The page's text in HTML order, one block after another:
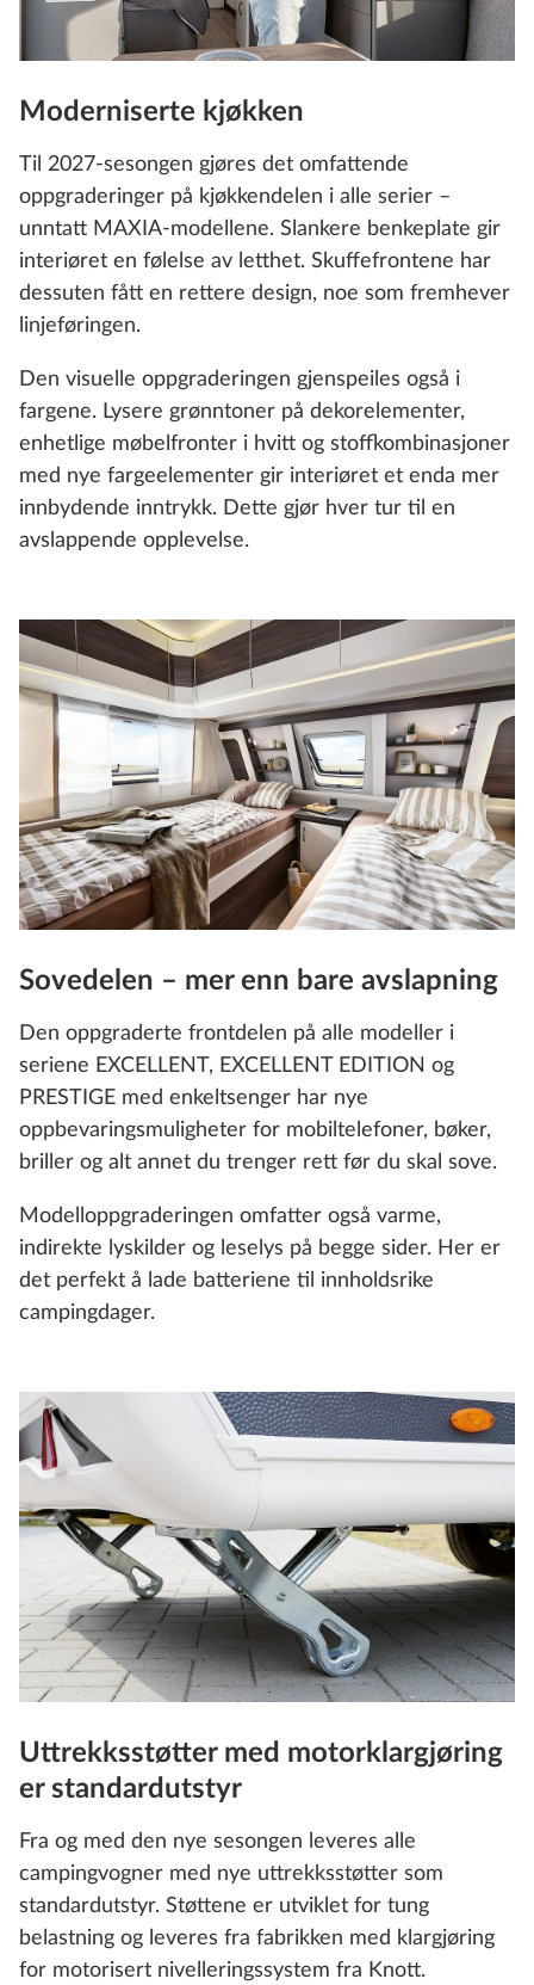
Moderniserte kjøkken
Til 2027-sesongen gjøres det omfattende
oppgraderinger på kjøkkendelen i alle serier –
unntatt MAXIA-modellene. Slankere benkeplate gir
interiøret en følelse av letthet. Skuffefrontene har
dessuten fått en rettere design, noe som fremhever
linjeføringen.
Den visuelle oppgraderingen gjenspeiles også i
fargene. Lysere grønntoner på dekorelementer,
enhetlige møbelfronter i hvitt og stoffkombinasjoner
med nye fargeelementer gir interiøret et enda mer
innbydende inntrykk. Dette gjør hver tur til en
avslappende opplevelse.
Sovedelen – mer enn bare avslapning
Den oppgraderte frontdelen på alle modeller i
seriene EXCELLENT, EXCELLENT EDITION og
PRESTIGE med enkeltsenger har nye
oppbevaringsmuligheter for mobiltelefoner, bøker,
briller og alt annet du trenger rett før du skal sove.
Modelloppgraderingen omfatter også varme,
indirekte lyskilder og leselys på begge sider. Her er
det perfekt å lade batteriene til innholdsrike
campingdager.
Uttrekksstøtter med motorklargjøring
er standardutstyr
Fra og med den nye sesongen leveres alle
campingvogner med nye uttrekksstøtter som
standardutstyr. Støttene er utviklet for tung
belastning og leveres fra fabrikken med klargjøring
for motorisert nivelleringssystem fra Knott.